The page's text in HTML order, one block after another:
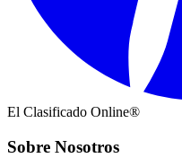
El Clasificado Online®
Sobre Nosotros